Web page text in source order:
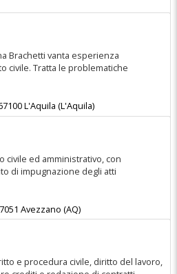
Brachetti vanta esperienza
civile. Tratta le problematiche
L'Aquila (L'Aquila)
civile ed amministrativo, con
di impugnazione degli atti
Avezzano (AQ)
e procedura civile, diritto del lavoro,